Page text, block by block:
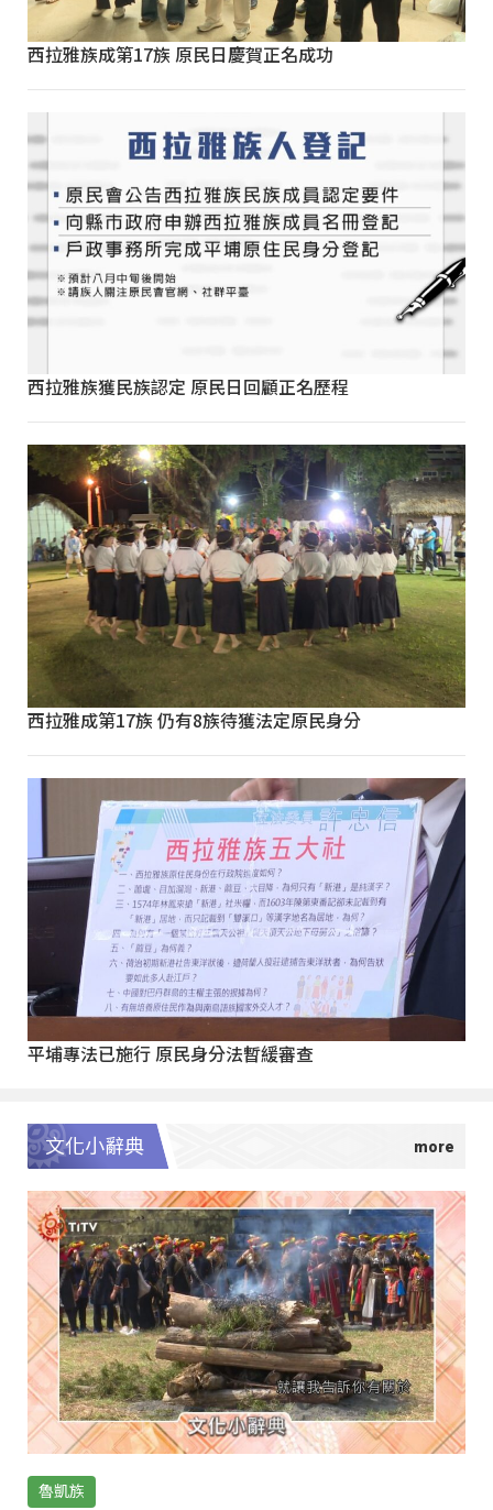
西拉雅族成第17族 原民日慶賀正名成功
西拉雅族獲民族認定 原民日回顧正名歷程
西拉雅成第17族 仍有8族待獲法定原民身分
平埔專法已施行 原民身分法暫緩審查
文化小辭典
魯凱族